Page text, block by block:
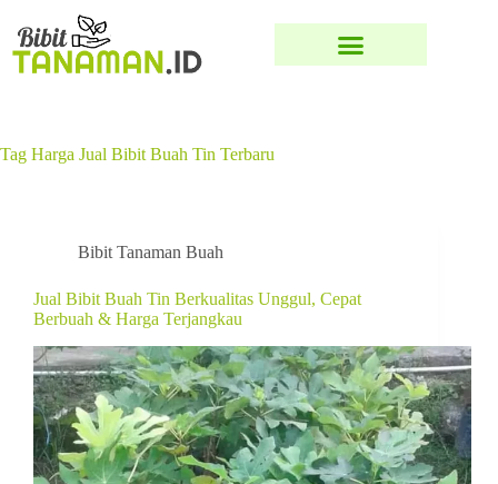
Tag Harga Jual Bibit Buah Tin Terbaru
Bibit Tanaman Buah
Jual Bibit Buah Tin Berkualitas Unggul, Cepat
Berbuah & Harga Terjangkau